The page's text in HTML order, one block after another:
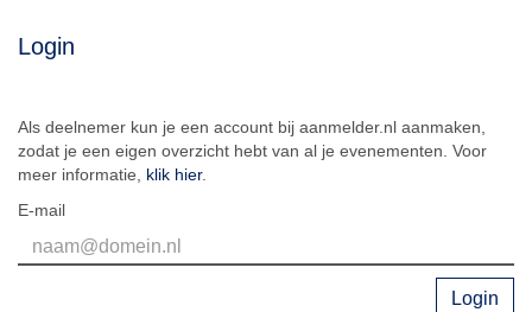
Login
Als deelnemer kun je een account bij aanmelder.nl aanmaken,
zodat je een eigen overzicht hebt van al je evenementen. Voor
meer informatie, klik hier.
E-mail
Login